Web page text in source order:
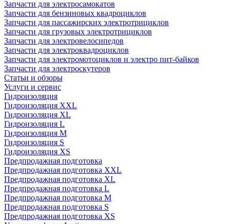
Запчасти для электросамокатов
Запчасти для бензиновых квадроциклов
Запчасти для пассажирских электротрициклов
Запчасти для грузовых электротрициклов
Запчасти для электровелосипедов
Запчасти для электроквадроциклов
Запчасти для электромотоциклов и электро пит-байков
Запчасти для электроскутеров
Статьи и обзоры
Услуги и сервис
Гидроизоляция
Гидроизоляция XXL
Гидроизоляция XL
Гидроизоляция L
Гидроизоляция M
Гидроизоляция S
Гидроизоляция XS
Предпродажная подготовка
Предпродажная подготовка XXL
Предпродажная подготовка XL
Предпродажная подготовка L
Предпродажная подготовка M
Предпродажная подготовка S
Предпродажная подготовка XS